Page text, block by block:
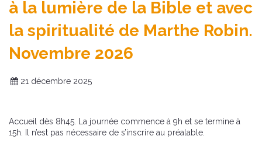
à la lumière de la Bible et avec
la spiritualité de Marthe Robin.
Novembre 2026
21 décembre 2025
Accueil dès 8h45. La journée commence à 9h et se termine à
15h. Il n’est pas nécessaire de s’inscrire au préalable.